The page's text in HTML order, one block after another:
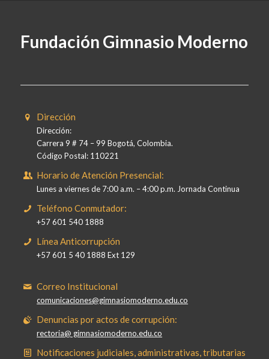
Fundación Gimnasio Moderno
Dirección
Dirección:
Carrera 9 # 74 – 99 Bogotá, Colombia.
Código Postal: 110221
Horario de Atención Presencial:
Lunes a viernes de 7:00 a.m. – 4:00 p.m. Jornada Continua
Teléfono Conmutador:
+57 601 540 1888
Línea Anticorrupción
+57 601 5 40 1888 Ext 129
Correo Institucional
comunicaciones@gimnasiomoderno.edu.co
Denuncias por actos de corrupción:
rectoria@ gimnasiomoderno.edu.co
Notificaciones judiciales, administrativas, tributarias